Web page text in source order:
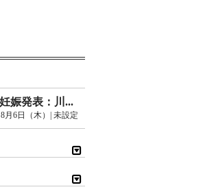
極秘交際：結婚・妊娠発表：川口春奈
8月6日（木）| 未設定